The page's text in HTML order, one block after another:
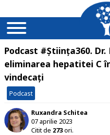
Podcast #Știința360.
eliminarea hepatitei C
vindecați
Podcast
Ruxandra Schitea
07 aprilie 2023
Citit de 273ori.